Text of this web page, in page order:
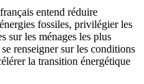
entend réduire
fossiles, privilégier les
sur les ménages les plus
renseigner sur les conditions
la transition énergétique